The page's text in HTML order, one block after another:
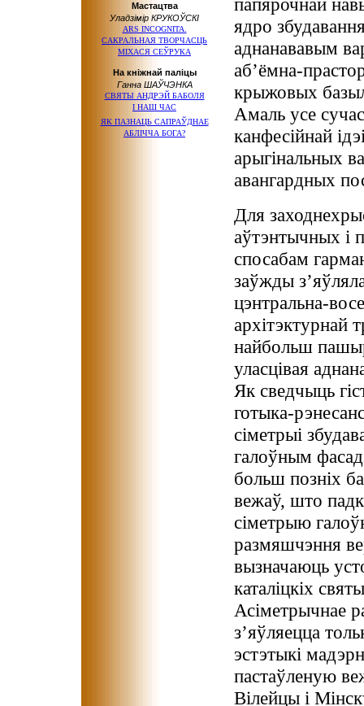
Мастацтва
Уладзімір КРУКОЎСКІ
ARS INCOGNITA.
САКРАЛЬНАЯ ТВОРЧАСЦЬ
МІХАСЯ СЕЎРУКА
На кніжнай паліцы
Ганна ШАЎЧЭНКА
СВЯТЫ АНДРЭЙ БАБОЛЯ
І НАШ ЧАС
ЯК ПАЗНАЦЬ САПРАЎДНАЕ
АБЛІЧЧА БОГА?
ядро
аднанававым
аб’ёмна-
крыжовых
Амаль усе
канфесійнай
арыгінальных
авангардных
Для
аўтэнтычных і
спосабам
заўжды
цэнтральна-
архітэктурнай
найбольш
уласцівая
Як сведчыць
готыка-
сіметрыі
галоўным
больш позніх
вежаў, што
сіметрыю
размяшчэння
вызначаюць
каталіцкіх
Асіметрычнае
з’яўляецца
эстэтыкі
пастаўленую
Вілейцы і